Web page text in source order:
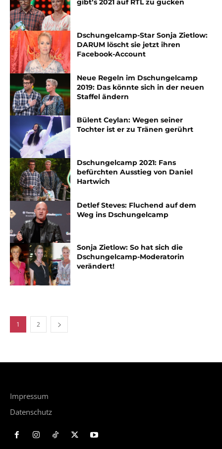
gibt’s 2021 auf RTL zu gucken
Dschungelcamp-Star Sonja Zietlow:
DARUM löscht sie jetzt ihren
Facebook-Account
Neue Regeln im Dschungelcamp
2019: Das könnte sich in der neuen
Staffel ändern
Bülent Ceylan: Wegen seiner
Tochter ist er zu Tränen gerührt
Dschungelcamp 2021: Fans
befürchten Ausstieg von Daniel
Hartwich
Detlef Steves: Fluchend auf dem
Weg ins Dschungelcamp
Sonja Zietlow: So hat sich die
Dschungelcamp-Moderatorin
verändert!
1 2
Impressum
Datenschutz